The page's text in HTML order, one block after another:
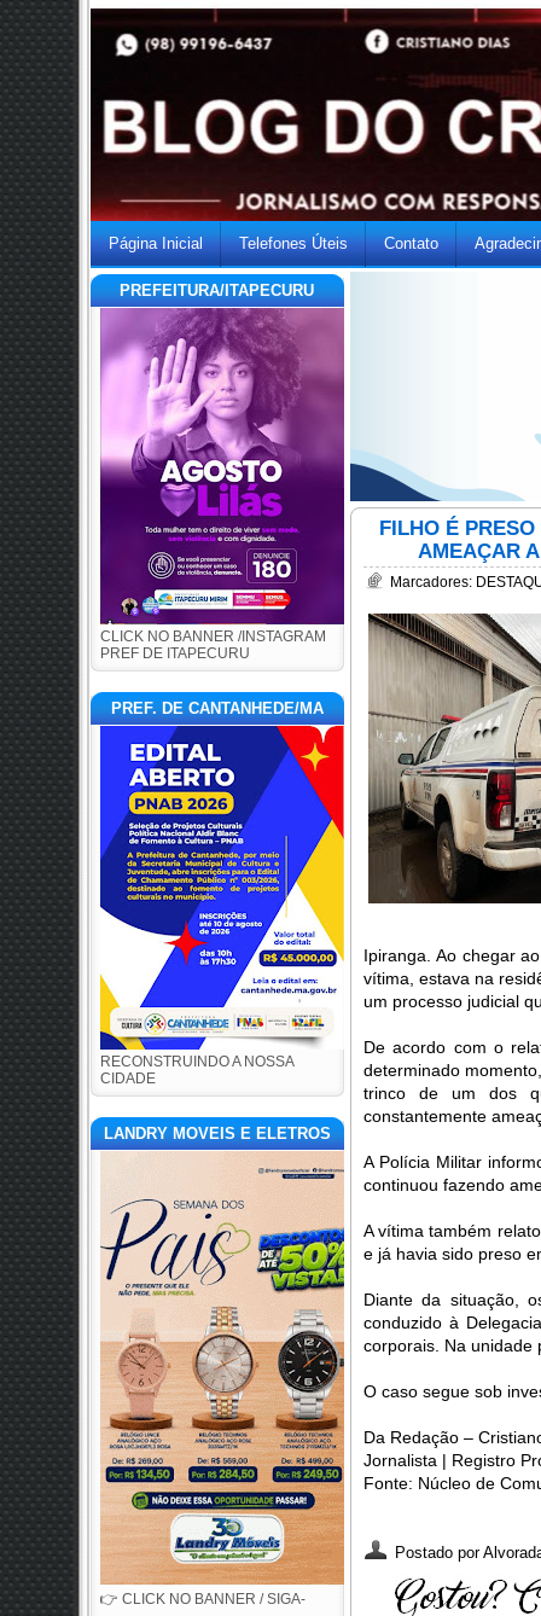
Página Inicial Telefones Úteis Contato
PREFEITURA/ITAPECURU
CLICK NO BANNER /INSTAGRAM
PREF DE ITAPECURU
PREF. DE CANTANHEDE/MA
RECONSTRUINDO A NOSSA
CIDADE
LANDRY MOVEIS E ELETROS
👉 CLICK NO BANNER / SIGA-
FILHO É
AMEAÇAR
Marcadores:
Ipiranga. Ao chegar
vítima, estava na
um processo judicial
De acordo com o
determinado
trinco de um dos
constantemente
A Polícia Militar
continuou fazendo
A vítima também
e já havia sido preso
Diante da situação,
conduzido à
corporais. Na unidade
O caso segue sob
Da Redação –
Jornalista | Registro
Fonte: Núcleo de
Postado por